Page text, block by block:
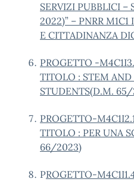
SERVIZI PUBBLICI –
2022)” – PNRR
E CITTADINANZA
PROGETTO -
TITOLO : STEM AND
STUDENTS(D.M.
PROGETTO-
TITOLO : PER UNA
66/2023)
PROGETTO-